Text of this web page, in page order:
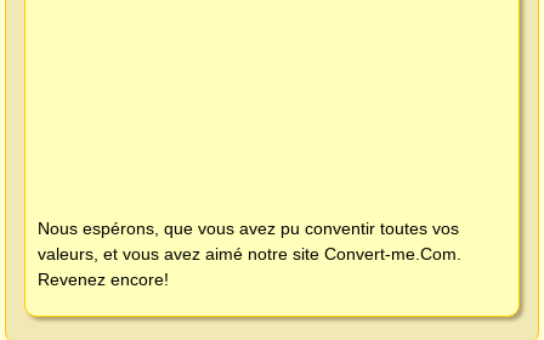
Nous espérons, que vous avez pu conventir toutes vos
valeurs, et vous avez aimé notre site Convert-me.Com
Revenez encore!